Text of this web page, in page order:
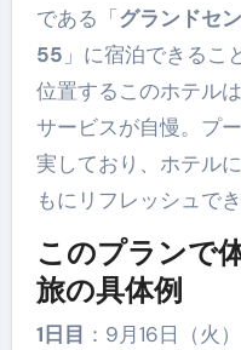
である「グランドセ
55 」に宿泊できるこ
位置するこのホテル
サービスが自慢。プ
実しており、ホテル
もにリフレッシュでき
このプランで
旅の具体例
1日目 ：9月16日（火